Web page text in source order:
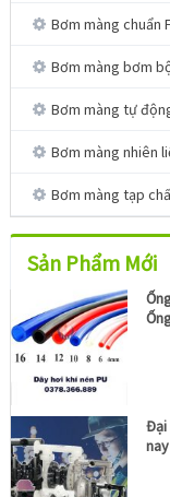
Bơm màng chuẩn
Bơm màng bơm
Bơm màng tự
Bơm màng nhiên
Bơm màng tạp
Sản Phẩm Mới
Đại
nay